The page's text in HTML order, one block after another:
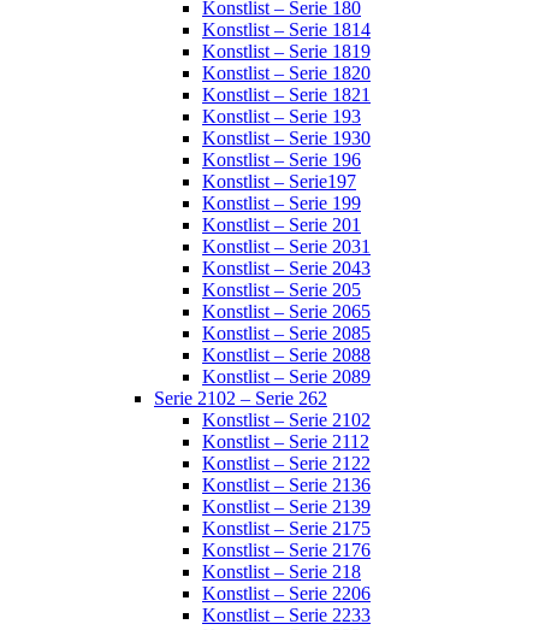
Konstlist – Serie 180
Konstlist – Serie 1814
Konstlist – Serie 1819
Konstlist – Serie 1820
Konstlist – Serie 1821
Konstlist – Serie 193
Konstlist – Serie 1930
Konstlist – Serie 196
Konstlist – Serie197
Konstlist – Serie 199
Konstlist – Serie 201
Konstlist – Serie 2031
Konstlist – Serie 2043
Konstlist – Serie 205
Konstlist – Serie 2065
Konstlist – Serie 2085
Konstlist – Serie 2088
Konstlist – Serie 2089
Serie 2102 – Serie 262
Konstlist – Serie 2102
Konstlist – Serie 2112
Konstlist – Serie 2122
Konstlist – Serie 2136
Konstlist – Serie 2139
Konstlist – Serie 2175
Konstlist – Serie 2176
Konstlist – Serie 218
Konstlist – Serie 2206
Konstlist – Serie 2233